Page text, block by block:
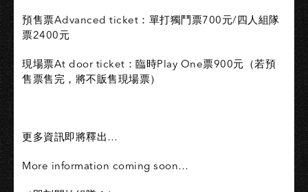
預售票Advanced ticket：單打獨鬥票700元/四人組隊
票2400元
現場票At door ticket：臨時Play One票900元（若預
售票售完，將不販售現場票）
更多資訊即將釋出…
More information coming soon…